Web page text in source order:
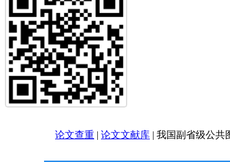
论文查重 | 论文文献库 | 我国副省级公共